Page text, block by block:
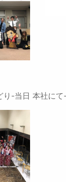
り-当日 本社にて-